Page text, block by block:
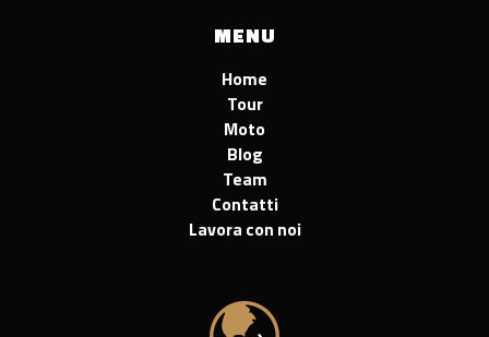
MENU
Home
Tour
Moto
Blog
Team
Contatti
Lavora con noi